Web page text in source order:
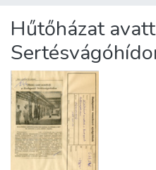
About us
Hűtőházat